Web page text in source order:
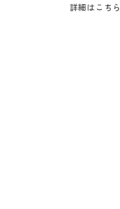
詳細はこちら